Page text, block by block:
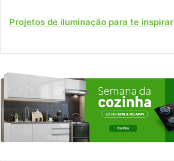
Projetos de iluminação para te inspirar